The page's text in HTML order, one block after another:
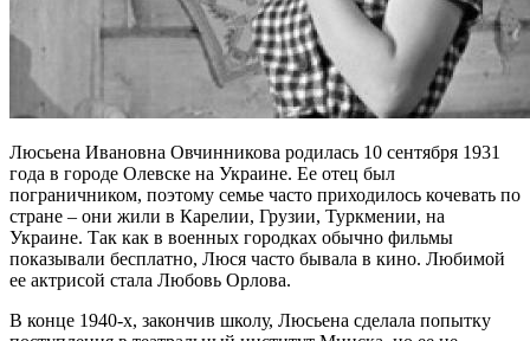
Люсьена Ивановна Овчинникова родилась 10 сентября 1931
года в городе Олевске на Украине. Ее отец был
пограничником, поэтому семье часто приходилось кочевать по
стране – они жили в Карелии, Грузии, Туркмении, на
Украине. Так как в военных городках обычно фильмы
показывали бесплатно, Люся часто бывала в кино. Любимой
ее актрисой стала Любовь Орлова.
В конце 1940-х, закончив школу, Люсьена сделала попытку